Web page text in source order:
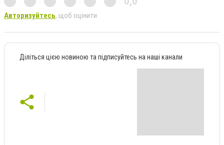
Авторизуйтесь, щоб оцінити
Діліться цією новиною та підписуйтесь на наші канали